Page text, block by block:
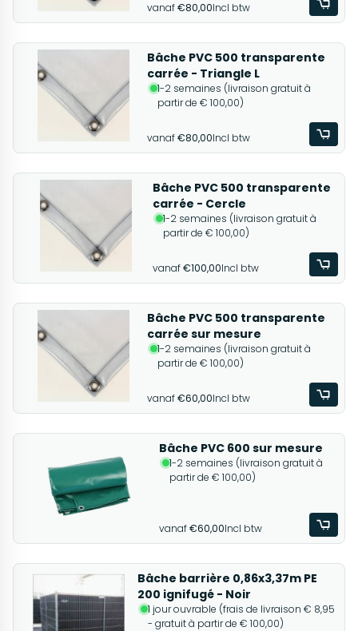
vanaf€80,00Incl btw
Bâche PVC 500 transparente
carrée - Triangle L
1-2 semaines (livraison gratuit à
partir de € 100,00)
vanaf€80,00Incl btw
Bâche PVC 500 transparente
carrée - Cercle
1-2 semaines (livraison gratuit à
partir de € 100,00)
vanaf€100,00Incl btw
Bâche PVC 500 transparente
carrée sur mesure
1-2 semaines (livraison gratuit à
partir de € 100,00)
vanaf€60,00Incl btw
Bâche PVC 600 sur mesure
1-2 semaines (livraison gratuit à
partir de € 100,00)
vanaf€60,00Incl btw
Bâche barrière 0,86x3,37m PE
200 ignifugé - Noir
1 jour ouvrable (frais de livraison € 8,95
- gratuit à partir de € 100,00)